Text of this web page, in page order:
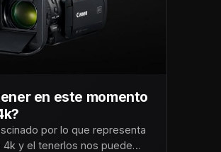
en este momento
por lo que representa
y el tenerlos nos puede